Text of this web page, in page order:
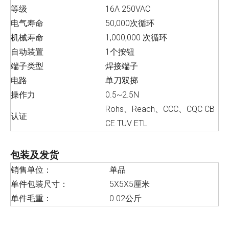
等级
16A 250VAC
电气寿命
50,000次循环
机械寿命
1,000,000 次循环
自动装置
1个按钮
端子类型
焊接端子
电路
单刀双掷
操作力
0.5~2.5N
认证
Rohs、Reach、CCC、CQC CB
CE TUV ETL
包装及发货
销售单位：
单品
单件包装尺寸：
5X5X5厘米
单件毛重：
0.02公斤